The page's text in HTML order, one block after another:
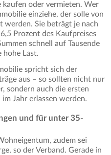
kaufen oder vermieten. Wer
einziehe, der solle von
Sie beträgt je nach
Prozent des Kaufpreises
schnell auf Tausende
hohe Last.
spricht sich der
aus – so sollten nicht nur
sondern auch die ersten
Jahr erlassen werden.
und für unter 35-
zudem sei
so der Verband. Gerade in